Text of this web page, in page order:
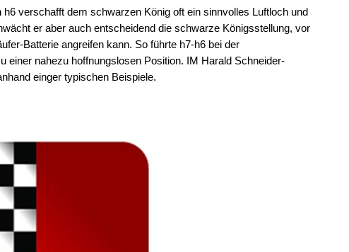
verschafft dem schwarzen König oft ein sinnvolles Luftloch und
er aber auch entscheidend die schwarze Königsstellung, vor
Batterie angreifen kann. So führte h7-h6 bei der
einer nahezu hoffnungslosen Position. IM Harald Schneider-
einger typischen Beispiele.